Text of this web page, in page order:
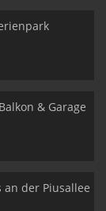
& Garage
der Piusallee